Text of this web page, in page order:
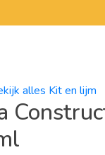
alles Kit en lijm